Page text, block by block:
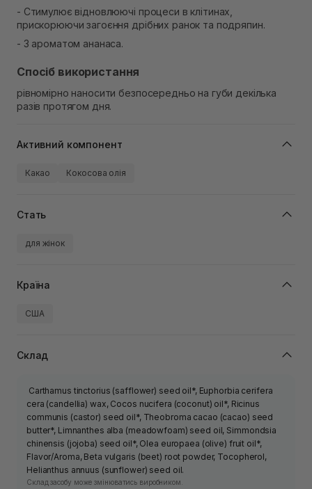
- Стимулює відновлюючі процеси в клітинах,
прискорюючи загоєння дрібних ранок та подряпин.
- З ароматом ананаса.
Спосіб використання
рівномірно наносити безпосередньо на губи декілька
разів протягом дня.
Активний компонент
Какао Кокосова олія
Стать
для жінок
Країна
США
Склад
Carthamus tinctorius (safflower) seed oil*, Euphorbia cerifera
cera (candellia) wax, Cocos nucifera (coconut) oil*, Ricinus
communis (castor) seed oil*, Theobroma cacao (cacao) seed
butter*, Limnanthes alba (meadowfoam) seed oil, Simmondsia
chinensis (jojoba) seed oil*, Olea europaea (olive) fruit oil*,
Flavor/Aroma, Beta vulgaris (beet) root powder, Tocopherol,
Helianthus annuus (sunflower) seed oil.
Склад засобу може змінюватись виробником.